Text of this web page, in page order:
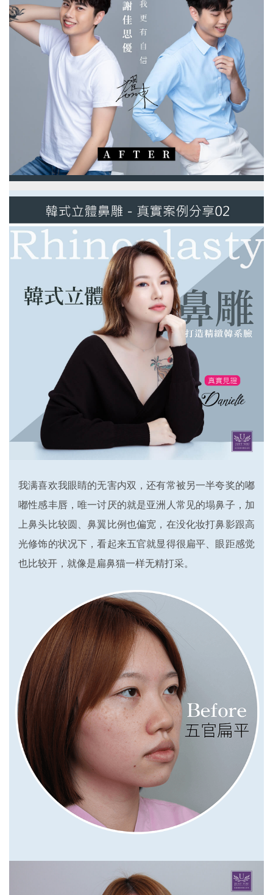
我满喜欢我眼睛的无害内双，还有常被另一半夸奖的嘟
嘟性感丰唇，唯一讨厌的就是亚洲人常见的塌鼻子，加
上鼻头比较圆、鼻翼比例也偏宽，在没化妆打鼻影跟高
光修饰的状况下，看起来五官就显得很扁平、眼距感觉
也比较开，就像是扁鼻猫一样无精打采。